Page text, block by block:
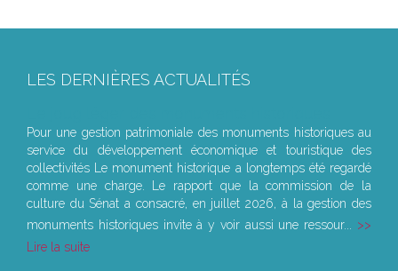
LES DERNIÈRES ACTUALITÉS
Pour une gestion patrimoniale des monuments historiques au
service du développement économique et touristique des
collectivités Le monument historique a longtemps été regardé
comme une charge. Le rapport que la commission de la
culture du Sénat a consacré, en juillet 2026, à la gestion des
monuments historiques invite à y voir aussi une ressour...
Lire la suite